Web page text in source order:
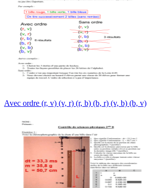
Avec ordre (r, v) (v, r) (r, b) (b, r) (v, b) (b, v)